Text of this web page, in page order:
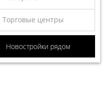
Торговые центры
Новостройки рядом